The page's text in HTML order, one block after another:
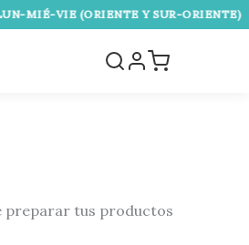
MIÉ-VIE (ORIENTE Y SUR-ORIENTE)
preparar tus productos